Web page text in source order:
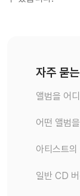
자주 묻
앨범을 어
어떤 앨범
아티스트
일반 CD